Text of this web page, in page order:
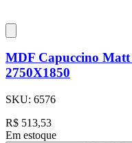
MDF Capuccino
2750X1850
SKU: 6576
R$ 513,53
Em estoque